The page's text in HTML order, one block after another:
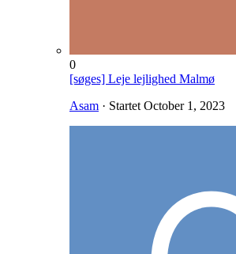
0
[søges] Leje lejlighed Malmø
Asam · Startet October 1, 2023